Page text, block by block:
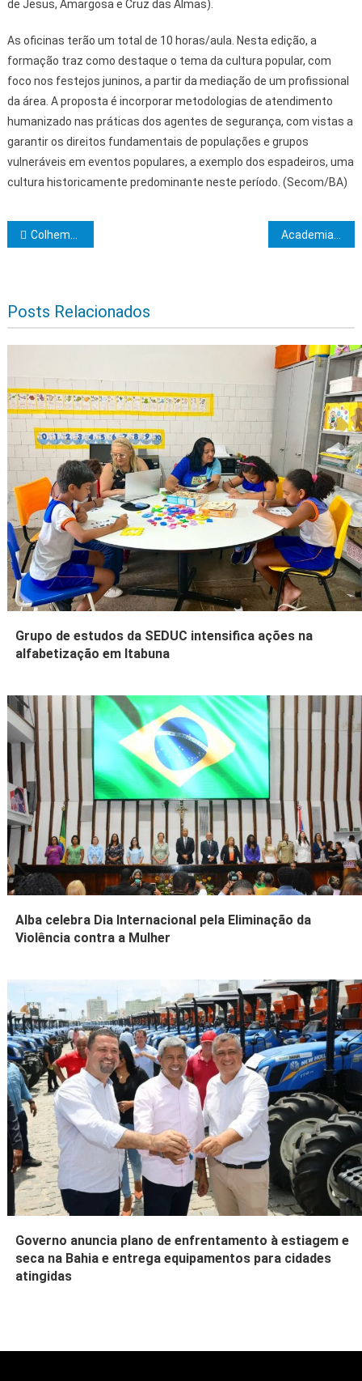
de Jesus, Amargosa e Cruz das Almas).
As oficinas terão um total de 10 horas/aula. Nesta edição, a
formação traz como destaque o tema da cultura popular, com
foco nos festejos juninos, a partir da mediação de um profissional
da área. A proposta é incorporar metodologias de atendimento
humanizado nas práticas dos agentes de segurança, com vistas a
garantir os direitos fundamentais de populações e grupos
vulneráveis em eventos populares, a exemplo dos espadeiros, uma
cultura historicamente predominante neste período. (Secom/BA)
Navegação de Post
Colhemos o que plantamos
Posts Relacionados
Grupo de estudos da SEDUC intensifica ações na
alfabetização em Itabuna
Alba celebra Dia Internacional pela Eliminação da
Violência contra a Mulher
Governo anuncia plano de enfrentamento à estiagem e
seca na Bahia e entrega equipamentos para cidades
atingidas